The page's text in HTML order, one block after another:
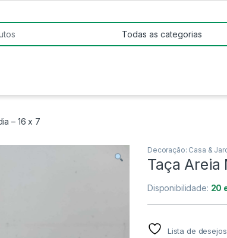
– 16 x 7
Decoração: Casa &
Taça Areia
Disponibilidade: 20
Lista de desejos